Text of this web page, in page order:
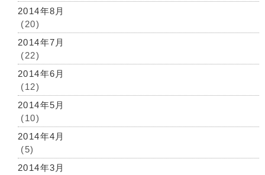
2014年8月
(20)
2014年7月
(22)
2014年6月
(12)
2014年5月
(10)
2014年4月
(5)
2014年3月